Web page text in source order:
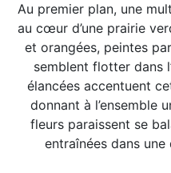
Au premier plan, une
au cœur d’une prairie
et orangées, peintes
semblent flotter dans
élancées accentuent
donnant à l’ensemble
fleurs paraissent se
entraînées dans